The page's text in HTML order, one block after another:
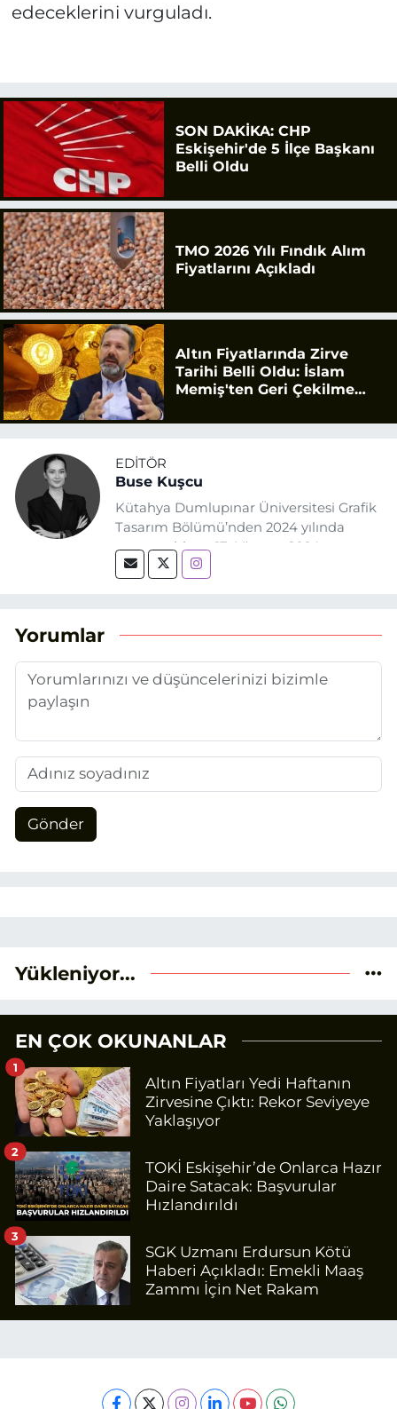
edeceklerini vurguladı.
SON DAKİKA: CHP
Eskişehir'de 5 İlçe Başkanı
Belli Oldu
TMO 2026 Yılı Fındık Alım
Fiyatlarını Açıkladı
Altın Fiyatlarında Zirve
Tarihi Belli Oldu: İslam
Memiş'ten Geri Çekilme
EDITÖR
Buse Kuşcu
Kütahya Dumlupınar Üniversitesi Grafik
Tasarım Bölümü’nden 2024 yılında
mezun oldum. 17 Ağustos 2024
tarihinde, Grafik Tasarım alanında staj
adım attım.
Yorumlar
Gönder
Yükleniyor...
EN ÇOK OKUNANLAR
Altın Fiyatları Yedi Haftanın
Zirvesine Çıktı: Rekor Seviyeye
Yaklaşıyor
1
TOKİ Eskişehir’de Onlarca Hazır
Daire Satacak: Başvurular
Hızlandırıldı
2
SGK Uzmanı Erdursun Kötü
Haberi Açıkladı: Emekli Maaş
Zammı İçin Net Rakam
3